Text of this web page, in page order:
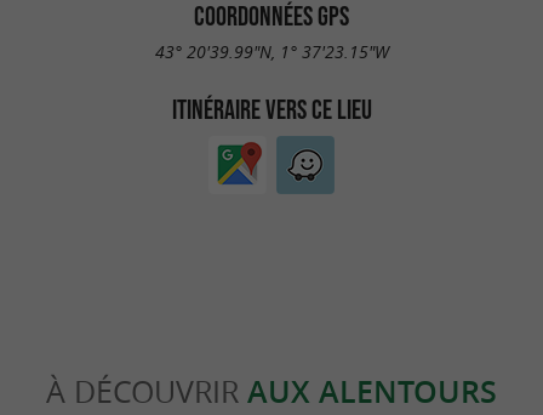
COORDONNÉES GPS
43° 20'39.99"N, 1° 37'23.15"W
ITINÉRAIRE VERS CE LIEU
À DÉCOUVRIR AUX ALENTOURS